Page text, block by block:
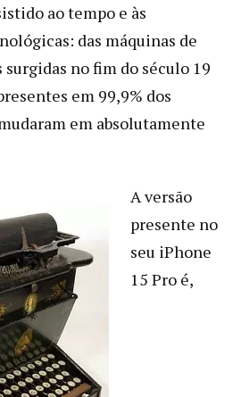
ao tempo e às
das máquinas de
no fim do século 19
em 99,9% dos
em absolutamente
A versão
presente no
seu iPhone
15 Pro é,